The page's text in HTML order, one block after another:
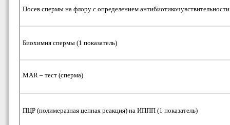
Посев спермы на флору с определением антибиотикочувствительности
Биохимия спермы (1 показатель)
MAR – тест (сперма)
ПЦР (полимеразная цепная реакция) на ИППП (1 показатель)